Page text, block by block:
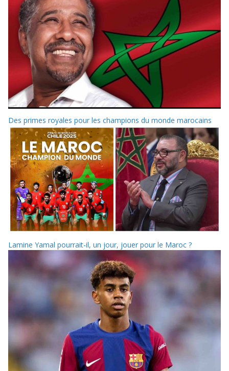
Des primes royales pour les champions du monde marocains
Lamine Yamal pourrait-il, un jour, jouer pour le Maroc ?